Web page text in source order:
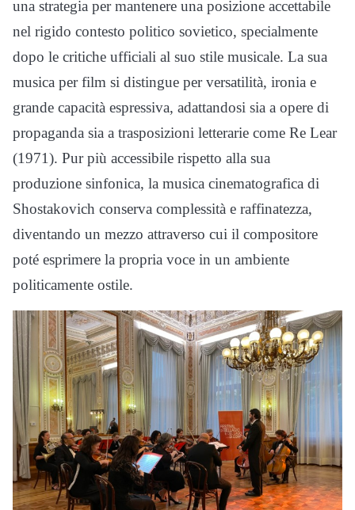
una strategia per mantenere una posizione accettabile
nel rigido contesto politico sovietico, specialmente
dopo le critiche ufficiali al suo stile musicale. La sua
musica per film si distingue per versatilità, ironia e
grande capacità espressiva, adattandosi sia a opere di
propaganda sia a trasposizioni letterarie come Re Lear
(1971). Pur più accessibile rispetto alla sua
produzione sinfonica, la musica cinematografica di
Shostakovich conserva complessità e raffinatezza,
diventando un mezzo attraverso cui il compositore
poté esprimere la propria voce in un ambiente
politicamente ostile.